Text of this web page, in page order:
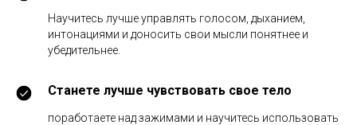
Научитесь лучше управлять голосом, дыханием,
интонациями и доносить свои мысли понятнее и
убедительнее.
Станете лучше чувствовать свое тело
поработаете над зажимами и научитесь использовать